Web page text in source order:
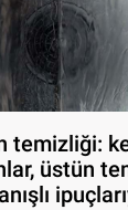
temizliği:
üstün